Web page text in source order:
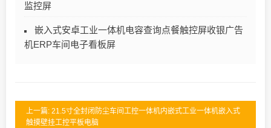
监控屏
嵌入式安卓工业一体机电容查询点餐触控屏收银广告
机ERP车间电子看板屏
上一篇: 21.5寸全封闭防尘车间工控一体机内嵌式工业一体机嵌入式
触摸壁挂工控平板电脑